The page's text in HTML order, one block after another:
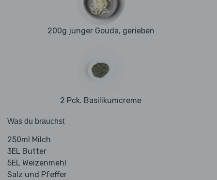
200g junger Gouda, gerieben
2 Pck. Basilikumcreme
Was du brauchst
250ml Milch
3EL Butter
5EL Weizenmehl
Salz und Pfeffer